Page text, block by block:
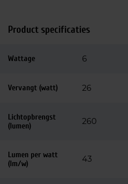
Product specificaties
Wattage 6
Vervangt (watt) 26
Lichtopbrengst
(lumen)
260
Lumen per watt
(lm/w)
43